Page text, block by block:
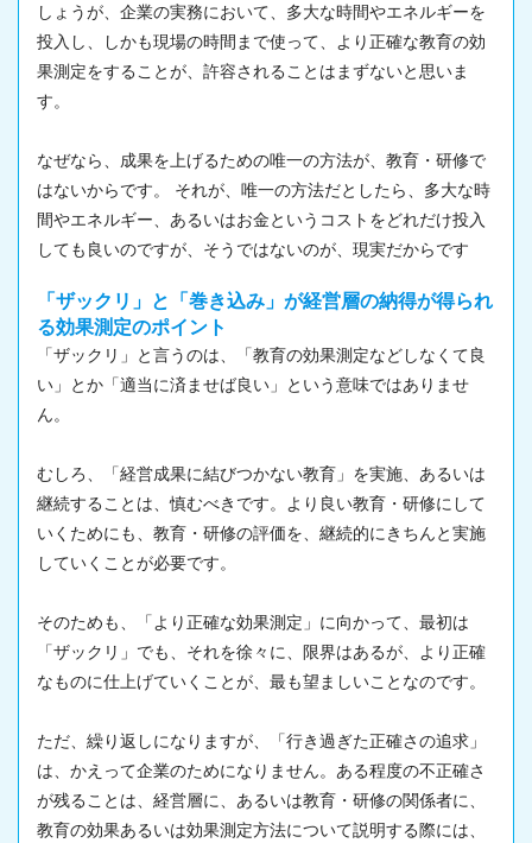
しょうが、企業の実務において、多大な時間やエネルギーを
投入し、しかも現場の時間まで使って、より正確な教育の効
果測定をすることが、許容されることはまずないと思いま
す。
なぜなら、成果を上げるための唯一の方法が、教育・研修で
はないからです。 それが、唯一の方法だとしたら、多大な時
間やエネルギー、あるいはお金というコストをどれだけ投入
しても良いのですが、そうではないのが、現実だからです
「ザックリ」と「巻き込み」が経営層の納得が得られ
る効果測定のポイント
「ザックリ」と言うのは、「教育の効果測定などしなくて良
い」とか「適当に済ませば良い」という意味ではありませ
ん。
むしろ、「経営成果に結びつかない教育」を実施、あるいは
継続することは、慎むべきです。より良い教育・研修にして
いくためにも、教育・研修の評価を、継続的にきちんと実施
していくことが必要です。
そのためも、「より正確な効果測定」に向かって、最初は
「ザックリ」でも、それを徐々に、限界はあるが、より正確
なものに仕上げていくことが、最も望ましいことなのです。
ただ、繰り返しになりますが、「行き過ぎた正確さの追求」
は、かえって企業のためになりません。ある程度の不正確さ
が残ることは、経営層に、あるいは教育・研修の関係者に、
教育の効果あるいは効果測定方法について説明する際には、